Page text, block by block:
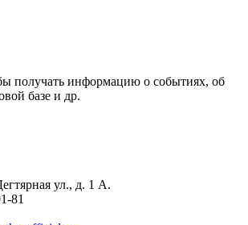
получать информацию о событиях, об
базе и др.
ул., д. 1 А.
81